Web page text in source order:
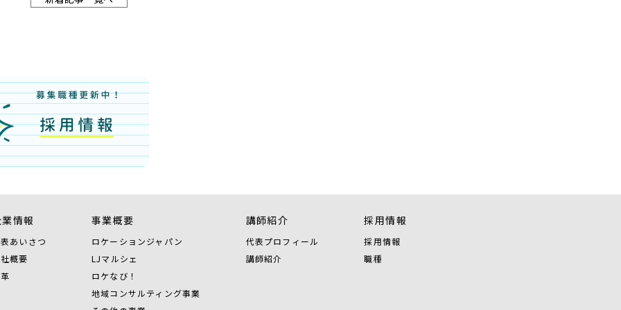
情報
あいさつ
概要
事業概要
ロケーションジャパン
LJマルシェ
ロケなび！
地域コンサルティング事業
講師紹介
代表プロフィール
講師紹介
採用情報
採用情報
職種